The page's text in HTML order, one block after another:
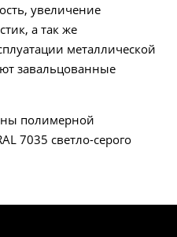
увеличение
а так же
металлической
завальцованные
полимерной
7035 светло-серого